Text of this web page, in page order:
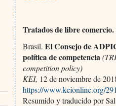
Tratados de libre
Brasil. El Consejo de
política de competencia
competition policy)
KEI, 12 de noviembre de
https://www.keionline.org/
Resumido y traducido por